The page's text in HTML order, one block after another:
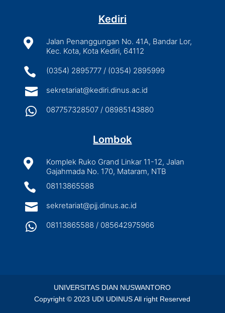
Kediri

Jalan Penanggungan No. 41A, Bandar Lor,
Kec. Kota, Kota Kediri, 64112
 (0354) 2895777 / (0354) 2895999
 sekretariat@kediri.dinus.ac.id
 087757328507 / 08985143880
Lombok

Komplek Ruko Grand Linkar 11-12, Jalan
Gajahmada No. 170, Mataram, NTB
 08113865588
 sekretariat@pjj.dinus.ac.id
 08113865588 / 085642975966
UNIVERSITAS DIAN NUSWANTORO
Copyright © 2023 UDI UDINUS All right Reserved